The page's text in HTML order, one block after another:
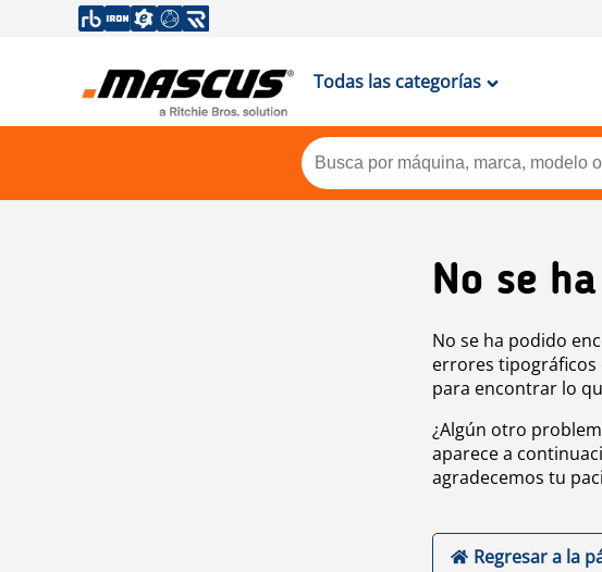
Todas las categorías
No se
No se ha podido
errores tipográficos
para encontrar lo
¿Algún otro
aparece a
agradecemos tu
Regresar a la